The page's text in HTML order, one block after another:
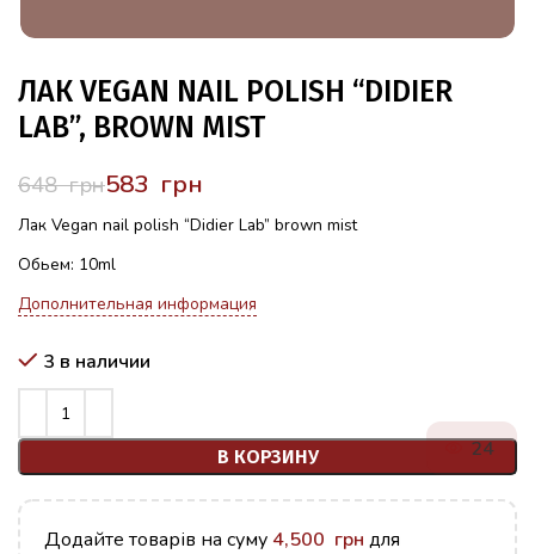
ЛАК VEGAN NAIL POLISH “DIDIER
LAB”, BROWN MIST
648грн583 грн
Лак Vegan nail polish “Didier Lab” brown mist
Обьем: 10ml
Дополнительная информация
3 в наличии
В КОРЗИНУ 24
Додайте товарів на суму 4,500 грн для